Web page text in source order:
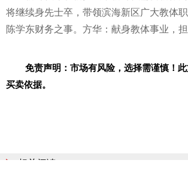
将继续身先士卒，带领滨海新区广大教体
陈学东财务之事。方华：献身教体事业，担
免责声明：市场有风险，选择需谨慎！
买卖依据。
相关阅读